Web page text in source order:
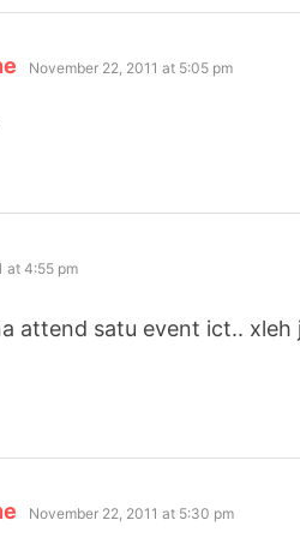
says:
November 22, 2011 at 5:05 pm
at 4:55 pm
attend satu event ict.. xleh
says:
November 22, 2011 at 5:30 pm